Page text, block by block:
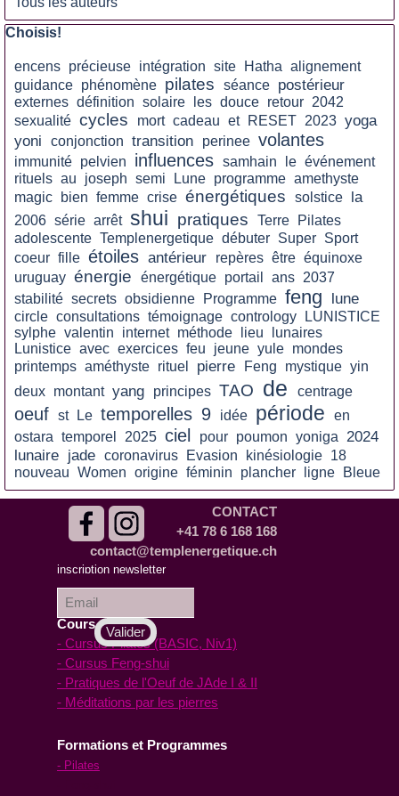
Sauter le bloc Choisis!
Choisis!
encens précieuse intégration site Hatha alignement
guidance phénomène pilates séance postérieur
externes définition solaire les douce retour 2042
sexualité cycles mort cadeau et RESET 2023 yoga
yoni
conjonction transition perinee volantes
immunité pelvien influences samhain le événement
rituels au joseph semi Lune programme amethyste
magic
bien femme crise énergétiques solstice la
2006 série arrêt shui pratiques Terre
Pilates
adolescente Templenergetique débuter Super Sport
coeur fille étoiles antérieur repères être équinoxe
uruguay énergie énergétique portail ans 2037
stabilité secrets obsidienne Programme feng lune
circle consultations témoignage contrology
LUNISTICE
sylphe valentin internet méthode lieu
lunaires
Lunistice avec exercices feu jeune yule mondes
printemps améthyste rituel pierre Feng mystique yin
deux montant yang principes TAO de centrage
oeuf st Le temporelles 9 idée période
en
ostara temporel 2025 ciel pour poumon yoniga 2024
lunaire jade coronavirus Evasion kinésiologie 18
nouveau Women origine féminin plancher ligne Bleue
inscription à la
inscription newsletter
CONTACT
+41 78 6 168 168
contact@templenergetique.ch
Cours en ligne
- Cursus Pilates (BASIC, Niv1)
- Cursus Feng-shui
- Pratiques de l'Oeuf de JAde I & II
- Méditations par les pierres
Formations et Programmes
- Pilates